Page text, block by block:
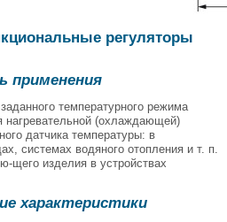
регуляторы
применения
температурного режима
нагревательной (охлаждающей)
датчика температуры: в
системах водяного отопления и т. п.
щего изделия в устройствах
характеристики